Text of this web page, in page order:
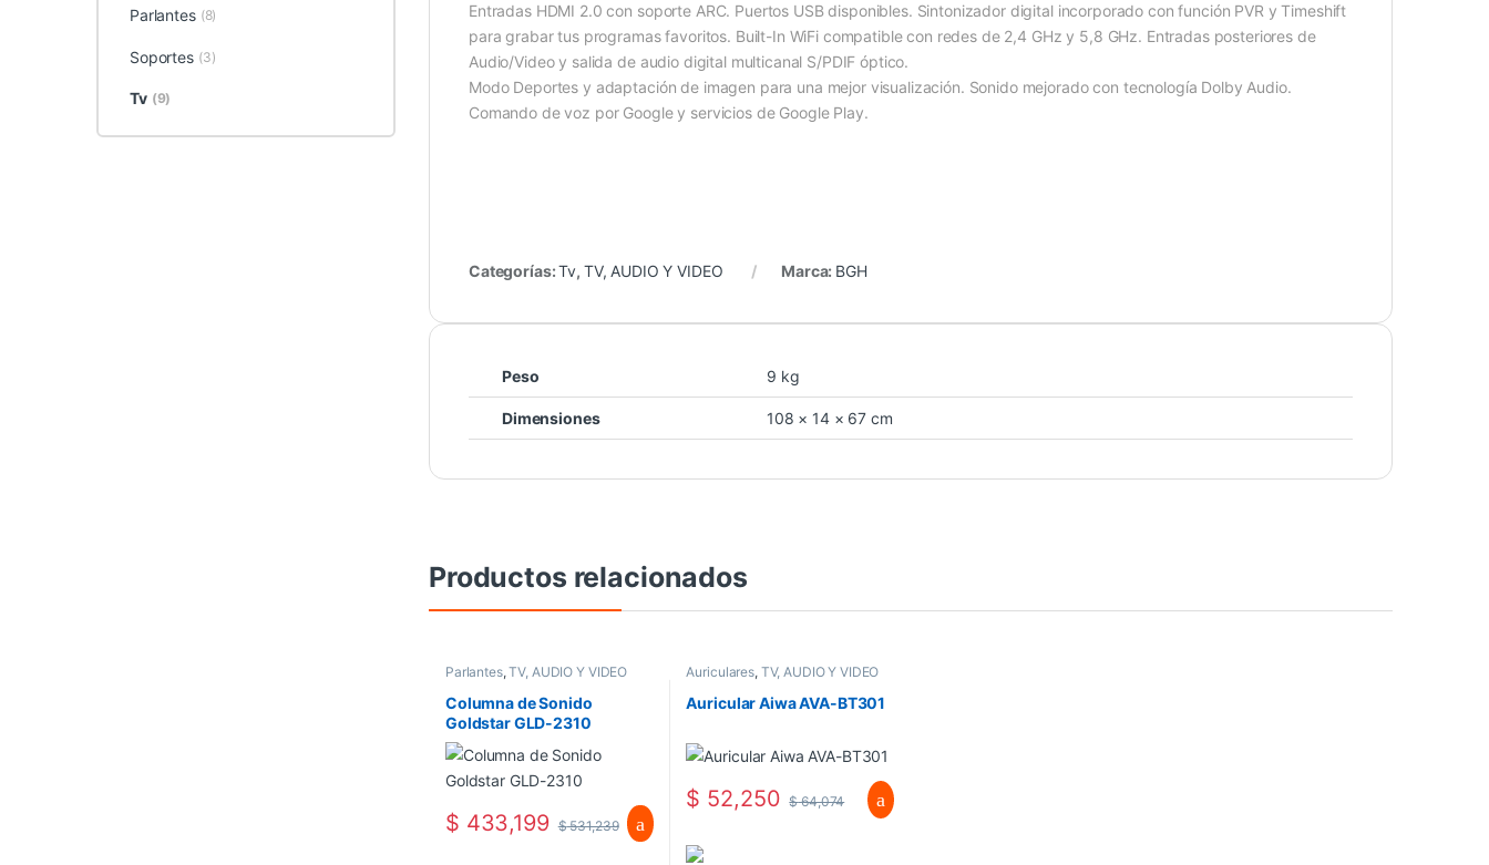
Entradas HDMI 2.0 con soporte ARC. Puertos USB disponibles. Sintonizador digital incorporado con función PVR y Timeshift
para grabar tus programas favoritos. Built-In WiFi compatible con redes de 2,4 GHz y 5,8 GHz. Entradas posteriores de
Audio/Video y salida de audio digital multicanal S/PDIF óptico.
Modo Deportes y adaptación de imagen para una mejor visualización. Sonido mejorado con tecnología Dolby Audio.
Comando de voz por Google y servicios de Google Play.
Categorías:Tv, TV, AUDIO Y VIDEO Marca: BGH
Peso 9 kg
Dimensiones 108 × 14 × 67 cm
Productos relacionados
Parlantes,TV, AUDIO Y VIDEO
Columna de Sonido
Goldstar GLD-2310
$ 433,199 $531,239
Auriculares, TV, AUDIO Y VIDEO
Auricular Aiwa AVA-BT301
$ 52,250 $64,074
Parlantes (8)
Soportes (3)
Tv (9)